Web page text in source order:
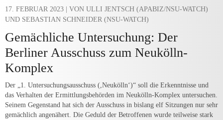
17. FEBRUAR 2023 | VON ULLI JENTSCH (APABIZ/NSU-WATCH)
UND SEBASTIAN SCHNEIDER (NSU-WATCH)
Gemächliche Untersuchung: Der
Berliner Ausschuss zum Neukölln-
Komplex
Der „1. Untersuchungsausschuss (,Neukölln‘)“ soll die Erkenntnisse und
das Verhalten der Ermittlungsbehörden im Neukölln-Komplex untersuchen.
Seinem Gegenstand hat sich der Ausschuss in bislang elf Sitzungen nur sehr
gemächlich angenähert. Die Geduld der Betroffenen wurde teilweise stark